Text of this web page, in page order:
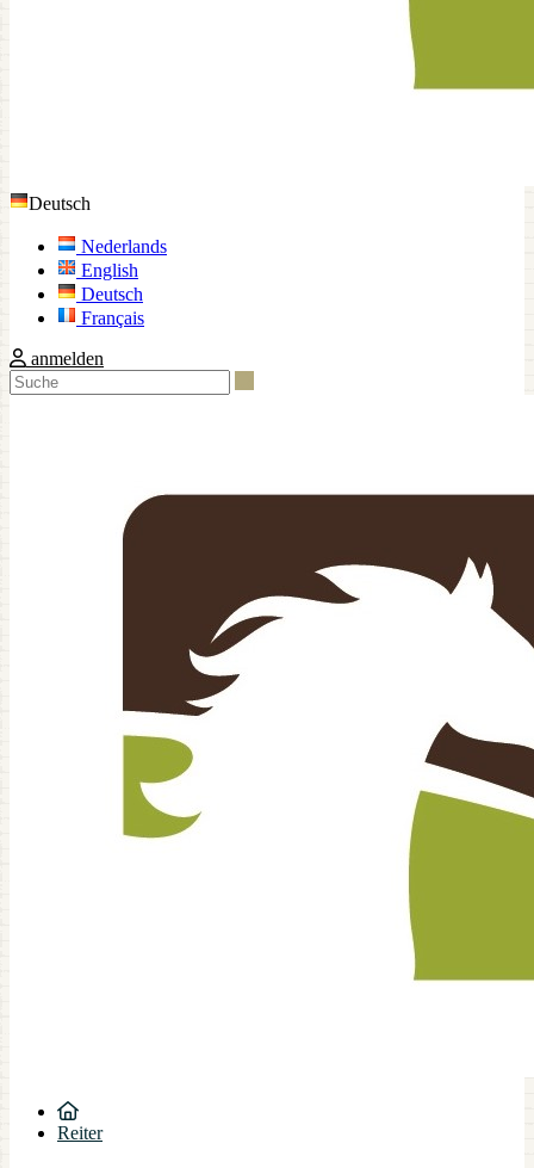
Deutsch
Nederlands
English
Deutsch
Français
anmelden
Reiter